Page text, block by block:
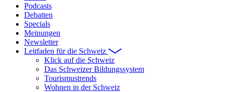
Podcasts
Debatten
Specials
Meinungen
Newsletter
Leitfaden für die Schweiz
Klick auf die Schweiz
Das Schweizer Bildungssystem
Tourismustrends
Wohnen in der Schweiz